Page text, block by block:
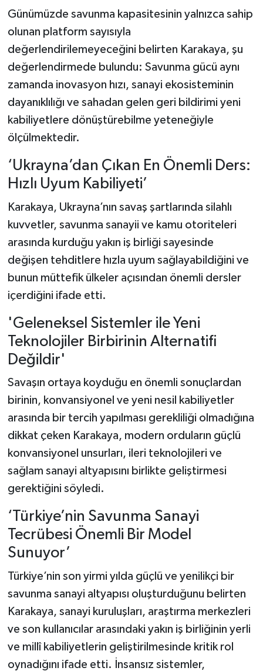
Günümüzde savunma kapasitesinin yalnızca sahip
olunan platform sayısıyla
değerlendirilemeyeceğini belirten Karakaya, şu
değerlendirmede bulundu: Savunma gücü aynı
zamanda inovasyon hızı, sanayi ekosisteminin
dayanıklılığı ve sahadan gelen geri bildirimi yeni
kabiliyetlere dönüştürebilme yeteneğiyle
ölçülmektedir.
‘Ukrayna’dan Çıkan En Önemli Ders:
Hızlı Uyum Kabiliyeti’
Karakaya, Ukrayna’nın savaş şartlarında silahlı
kuvvetler, savunma sanayii ve kamu otoriteleri
arasında kurduğu yakın iş birliği sayesinde
değişen tehditlere hızla uyum sağlayabildiğini ve
bunun müttefik ülkeler açısından önemli dersler
içerdiğini ifade etti.
'Geleneksel Sistemler ile Yeni
Teknolojiler Birbirinin Alternatifi
Değildir'
Savaşın ortaya koyduğu en önemli sonuçlardan
birinin, konvansiyonel ve yeni nesil kabiliyetler
arasında bir tercih yapılması gerekliliği olmadığına
dikkat çeken Karakaya, modern orduların güçlü
konvansiyonel unsurları, ileri teknolojileri ve
sağlam sanayi altyapısını birlikte geliştirmesi
gerektiğini söyledi.
‘Türkiye’nin Savunma Sanayi
Tecrübesi Önemli Bir Model
Sunuyor’
Türkiye’nin son yirmi yılda güçlü ve yenilikçi bir
savunma sanayi altyapısı oluşturduğunu belirten
Karakaya, sanayi kuruluşları, araştırma merkezleri
ve son kullanıcılar arasındaki yakın iş birliğinin yerli
ve millî kabiliyetlerin geliştirilmesinde kritik rol
oynadığını ifade etti. İnsansız sistemler,